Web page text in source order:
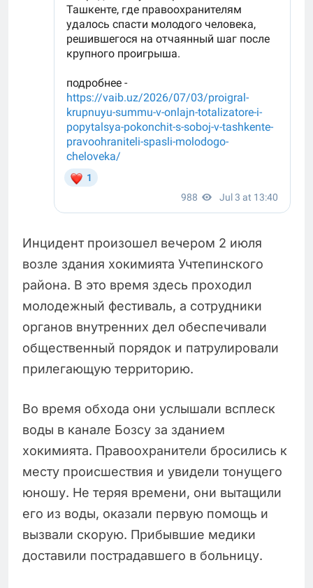
Инцидент произошел вечером 2 июля
возле здания хокимията Учтепинского
района. В это время здесь проходил
молодежный фестиваль, а сотрудники
органов внутренних дел обеспечивали
общественный порядок и патрулировали
прилегающую территорию.
Во время обхода они услышали всплеск
воды в канале Бозсу за зданием
хокимията. Правоохранители бросились к
месту происшествия и увидели тонущего
юношу. Не теряя времени, они вытащили
его из воды, оказали первую помощь и
вызвали скорую. Прибывшие медики
доставили пострадавшего в больницу.